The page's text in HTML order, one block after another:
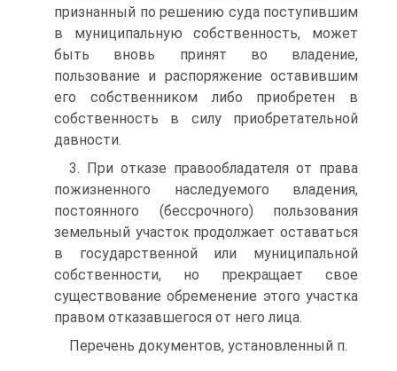
признанный по решению суда поступившим
в муниципальную собственность, может
быть вновь принят во владение,
пользование и распоряжение оставившим
его собственником либо приобретен в
собственность в силу приобретательной
давности.
3. При отказе правообладателя от права
пожизненного наследуемого владения,
постоянного (бессрочного) пользования
земельный участок продолжает оставаться
в государственной или муниципальной
собственности, но прекращает свое
существование обременение этого участка
правом отказавшегося от него лица.
Перечень документов, установленный п.